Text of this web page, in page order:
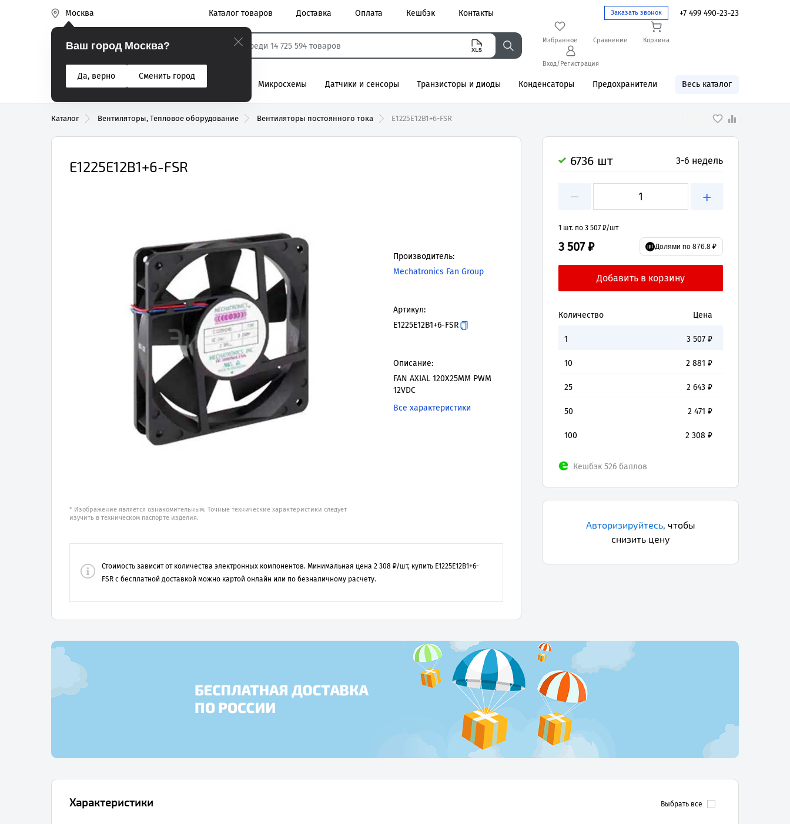
Москва Заказать звонок +7 499 490-23-23
Каталог товаров Доставка Оплата Кешбэк Контакты
Реле электромагнитные
Эиком Избранное Сравнение Корзина
Вход/Регистрация
Ваш город Москва?
Да, верно
Сменить город
% Акции
Разъемы Вентиляторы Микросхемы Датчики и сенсоры Транзисторы и диоды Конденсаторы Предохранители Весь каталог
Каталог Вентиляторы, Тепловое оборудование Вентиляторы постоянного тока E1225E12B1+6-FSR
E1225E12B1+6-FSR
* Изображение является ознакомительным. Точные технические характеристики следует
изучить в техническом паспорте изделия.
Производитель:
Mechatronics Fan Group
Артикул:
E1225E12B1+6-FSR
Описание:
FAN AXIAL 120X25MM PWM
12VDC
Все характеристики
Стоимость зависит от количества электронных компонентов. Минимальная цена 2 308 ₽/шт, купить E1225E12B1+6-
FSR с бесплатной доставкой можно картой онлайн или по безналичному расчету.
6736 шт 3-6 недель
− +
1 шт. по 3 507 ₽/шт
3 507 ₽ Долями по 876.8 ₽
Количество Цена
1 3 507 ₽
10 2 881 ₽
25 2 643 ₽
50 2 471 ₽
100 2 308 ₽
Кешбэк 526 баллов
Авторизируйтесь, чтобы
снизить цену
Выбрать все
Характеристики